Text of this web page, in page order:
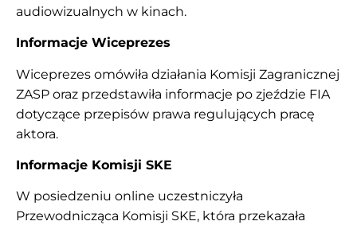
audiowizualnych w kinach.
Informacje Wiceprezes
Wiceprezes omówiła działania Komisji Zagranicznej
ZASP oraz przedstawiła informacje po zjeździe FIA
dotyczące przepisów prawa regulujących pracę
aktora.
Informacje Komisji SKE
W posiedzeniu online uczestniczyła
Przewodnicząca Komisji SKE, która przekazała